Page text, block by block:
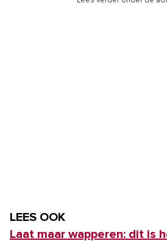
LEES OOK
Laat maar wapperen: dit is